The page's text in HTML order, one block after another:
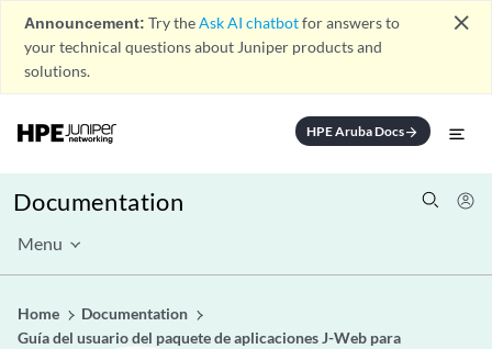
Announcement: Try theAsk AI chatbotfor answers to
your technical questions about Juniper products and
solutions.
close
HPE Aruba Docsarrow_forward
Documentation
Menu
Home
Documentation
Guía del usuario del paquete de aplicaciones J-Web para